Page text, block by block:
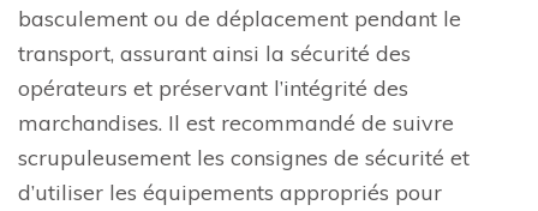
basculement ou de déplacement pendant le
transport, assurant ainsi la sécurité des
opérateurs et préservant l’intégrité des
marchandises. Il est recommandé de suivre
scrupuleusement les consignes de sécurité et
d’utiliser les équipements appropriés pour